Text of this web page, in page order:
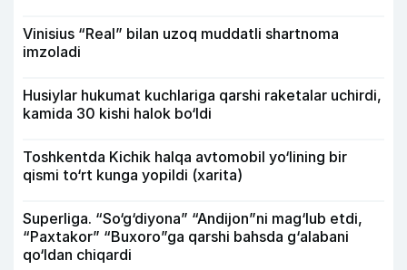
Vinisius “Real” bilan uzoq muddatli shartnoma
imzoladi
Husiylar hukumat kuchlariga qarshi raketalar uchirdi,
kamida 30 kishi halok bo‘ldi
Toshkentda Kichik halqa avtomobil yo‘lining bir
qismi to‘rt kunga yopildi (xarita)
Superliga. “So‘g‘diyona” “Andijon”ni mag‘lub etdi,
“Paxtakor” “Buxoro”ga qarshi bahsda g‘alabani
qo‘ldan chiqardi